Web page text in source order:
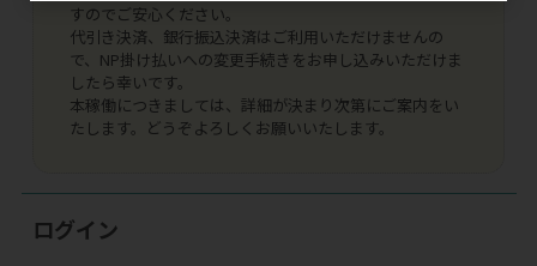
すのでご安心ください。
代引き決済、銀行振込決済はご利用いただけませんの
で、NP掛け払いへの変更手続きをお申し込みいただけま
したら幸いです。
本稼働につきましては、詳細が決まり次第にご案内をい
たします。どうぞよろしくお願いいたします。
ログイン